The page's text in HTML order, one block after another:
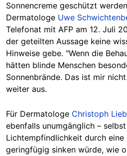
Sonnencreme geschützt
Dermatologe Uwe
Telefonat mit AFP am 12. Juli
der geteilten Aussage keine
Hinweise gebe. "Wenn die
hätten blinde Menschen
Sonnenbrände. Das ist mir
weiter aus.
Für Dermatologe Christoph
ebenfalls unumgänglich –
Lichtempfindlichkeit durch eine
geringfügig sinken würde, wie